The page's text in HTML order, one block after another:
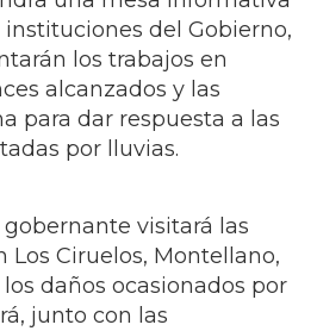
del Gobierno,
los trabajos en
alcanzados y las
para dar respuesta a las
por lluvias.
visitará las
Los Ciruelos, Montellano,
daños ocasionados por
junto con las